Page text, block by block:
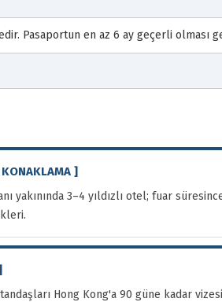
Pasaportun en az 6 ay geçerli olması
]
yakınında 3–4 yıldızlı otel; fuar
Hong Kong'a 90 güne kadar